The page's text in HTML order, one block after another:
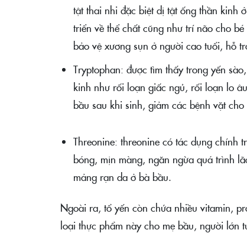
tật thai nhi đặc biệt dị tật ống thần kinh
triển về thể chất cũng như trí não cho
bảo vệ xương sụn ở người cao tuổi, hỗ
Tryptophan: được tìm thấy trong yến
kinh như rối loạn giấc ngủ, rối loạn lo
bầu sau khi sinh, giảm các bệnh vặt cho
Threonine: threonine có tác dụng chính
bóng, mịn màng, ngăn ngừa quá trình
mảng rạn da ở bà bầu.
Ngoài ra, tổ yến còn chứa nhiều vitamin,
loại thực phẩm này cho mẹ bầu, người lớn